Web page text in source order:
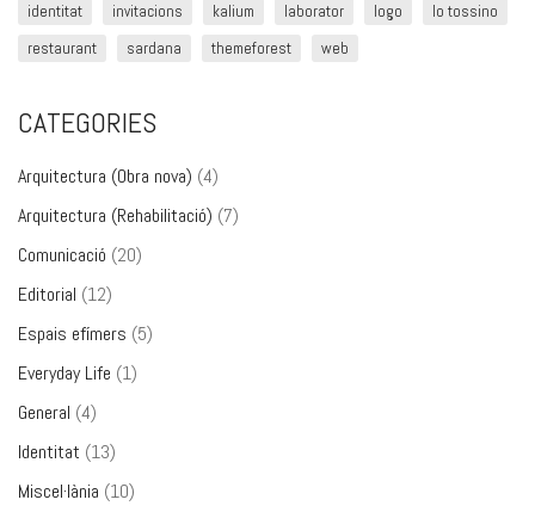
identitat
invitacions kalium laborator logo
lo tossino
restaurant
sardana themeforest web
CATEGORIES
Arquitectura (Obra nova) (4)
Arquitectura (Rehabilitació) (7)
Comunicació (20)
Editorial (12)
Espais efímers (5)
Everyday Life (1)
General (4)
Identitat (13)
Miscel·lània (10)